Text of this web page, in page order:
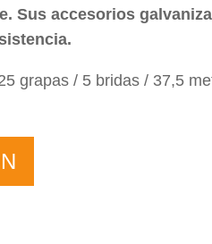
Sus accesorios
grapas / 5 bridas / 37,5